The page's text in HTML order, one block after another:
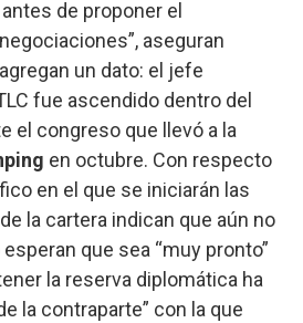
de proponer el
aseguran
un dato: el jefe
fue ascendido dentro del
el congreso que llevó a la
en octubre. Con respecto
en el que se iniciarán las
la cartera indican que aún no
que sea “muy pronto”
la reserva diplomática ha
la contraparte” con la que